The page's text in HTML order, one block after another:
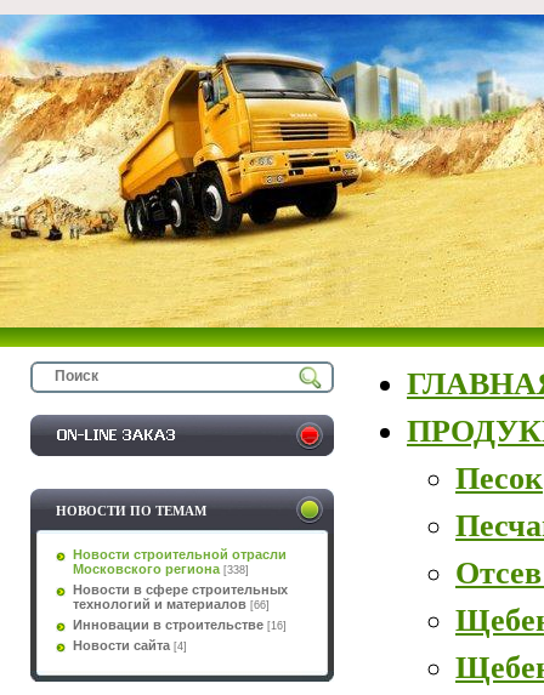
НОВОСТИ ПО ТЕМАМ
Новости строительной отрасли
Московского региона [338]
Новости в сфере строительных
технологий и материалов [66]
Инновации в строительстве [16]
Новости сайта [4]
Песок